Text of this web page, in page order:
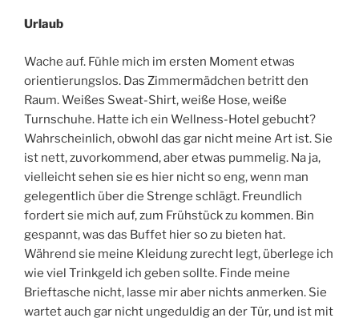
Urlaub
Wache auf. Fühle mich im ersten Moment etwas
orientierungslos. Das Zimmermädchen betritt den
Raum. Weißes Sweat-Shirt, weiße Hose, weiße
Turnschuhe. Hatte ich ein Wellness-Hotel gebucht?
Wahrscheinlich, obwohl das gar nicht meine Art ist. Sie
ist nett, zuvorkommend, aber etwas pummelig. Na ja,
vielleicht sehen sie es hier nicht so eng, wenn man
gelegentlich über die Strenge schlägt. Freundlich
fordert sie mich auf, zum Frühstück zu kommen. Bin
gespannt, was das Buffet hier so zu bieten hat.
Während sie meine Kleidung zurecht legt, überlege ich
wie viel Trinkgeld ich geben sollte. Finde meine
Brieftasche nicht, lasse mir aber nichts anmerken. Sie
wartet auch gar nicht ungeduldig an der Tür, und ist mit